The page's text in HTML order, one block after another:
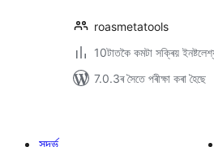
roasmetatools
10টাতকৈ কমটা সক্ৰিয়
7.0.3ৰ সৈতে পৰীক্ষা কৰা হৈছে
সন্দৰ্ভ